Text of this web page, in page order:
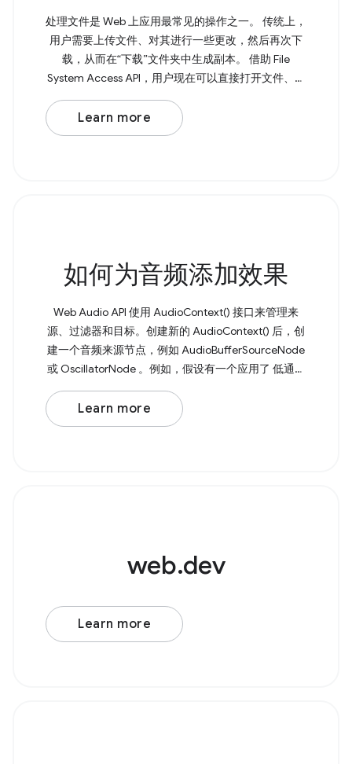
处理文件是 Web 上应用最常见的操作之一。 传统上，
用户需要上传文件、对其进行一些更改，然后再次下
载，从而在“下载”文件夹中生成副本。 借助 File
System Access API，用户现在可以直接打开文件、进
行修改，并将更改保存回原始文件。 如需保存文件，
请调用 showSaveFilePicker() ， 该方法会返回一个包
含 FileSystemFileHandle 的 Promise。您可以将所需
Learn more
如何为音频添加效果
Web Audio API 使用 AudioContext() 接口来管理来
源、过滤器和目标。创建新的 AudioContext() 后，创
建一个音频来源节点，例如 AudioBufferSourceNode
或 OscillatorNode 。例如，假设有一个应用了 低通滤
波器 的基本振荡器。 Browser Support Source 首先，
创建一个新的 AudioContext() 。然后创建一个音频来
源节点，例如 AudioBufferSourceNode 或
Learn more
web.dev
Learn more